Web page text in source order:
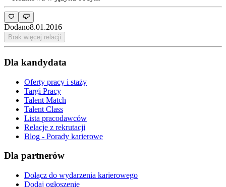
Dodano8.01.2016
Brak więcej relacji
Dla kandydata
Oferty pracy i staży
Targi Pracy
Talent Match
Talent Class
Lista pracodawców
Relacje z rekrutacji
Blog - Porady karierowe
Dla partnerów
Dołącz do wydarzenia karierowego
Dodaj ogłoszenie